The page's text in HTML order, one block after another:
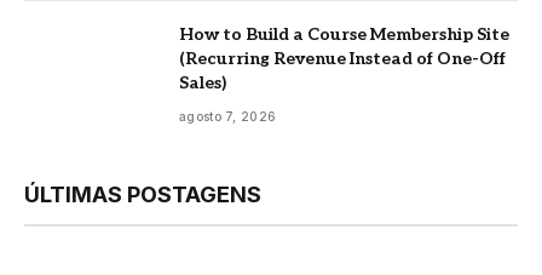
How to Build a Course Membership Site
(Recurring Revenue Instead of One-Off
Sales)
agosto 7, 2026
ÚLTIMAS POSTAGENS